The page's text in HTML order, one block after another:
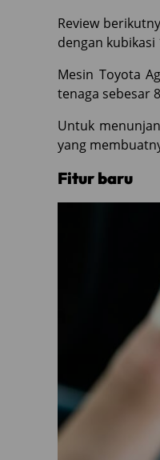
Review
dengan kubikasi
Mesin Toyota
tenaga sebesar
Untuk
yang
Fitur baru